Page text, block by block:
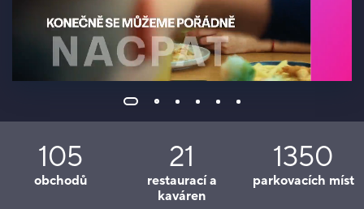
105
obchodů
21
restaurací a
kaváren
1350
parkovacích míst